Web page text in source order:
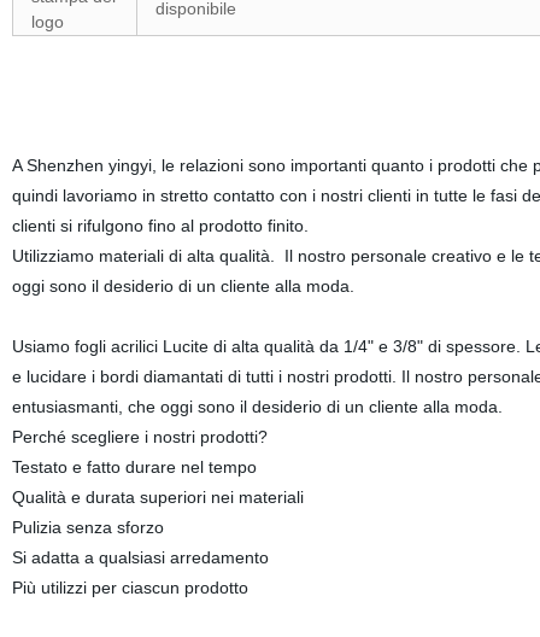
logo
disponibile
A Shenzhen yingyi, le relazioni sono importanti quanto i prodotti
quindi lavoriamo in stretto contatto con i nostri clienti in tutte le fasi
clienti si rifulgono fino al prodotto finito.
Utilizziamo materiali di alta qualità. Il nostro personale creativo e le
oggi sono il desiderio di un cliente alla moda.
Usiamo fogli acrilici Lucite di alta qualità da 1/4" e 3/8" di spessore.
e lucidare i bordi diamantati di tutti i nostri prodotti. Il nostro
entusiasmanti, che oggi sono il desiderio di un cliente alla moda.
Perché scegliere i nostri prodotti?
Testato e fatto durare nel tempo
Qualità e durata superiori nei materiali
Pulizia senza sforzo
Si adatta a qualsiasi arredamento
Più utilizzi per ciascun prodotto